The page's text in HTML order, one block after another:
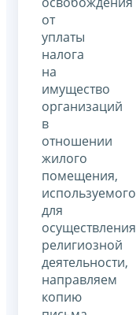
от
уплаты
налога
на
имущество
организаций
в
отношении
жилого
помещения,
используемого
для
осуществления
религиозной
деятельности,
направляем
копию